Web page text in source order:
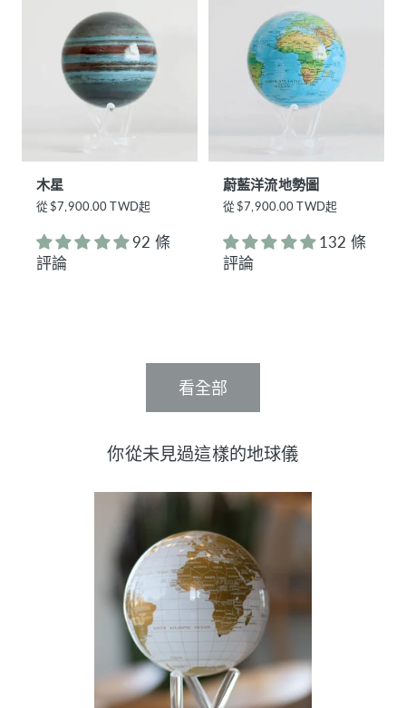
正
價
格
從$7,900.00 TWD起
木星
92 條
評論
正
價
格
從$7,900.00 TWD起
蔚藍洋流地勢圖
132 條
評論
看全部
你從未見過這樣的地球儀